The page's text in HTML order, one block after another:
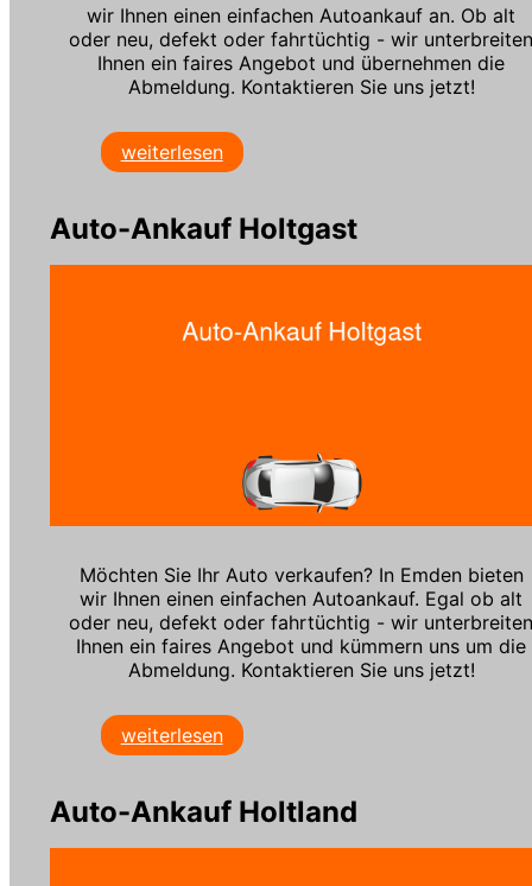
wir Ihnen einen einfachen Autoankauf an. Ob alt
oder neu, defekt oder fahrtüchtig - wir
Ihnen ein faires Angebot und übernehmen die
Abmeldung. Kontaktieren Sie uns jetzt!
weiterlesen
Auto-Ankauf Holtgast
Möchten Sie Ihr Auto verkaufen? In Emden bieten
wir Ihnen einen einfachen Autoankauf. Egal ob alt
oder neu, defekt oder fahrtüchtig - wir
Ihnen ein faires Angebot und kümmern uns um die
Abmeldung. Kontaktieren Sie uns jetzt!
weiterlesen
Auto-Ankauf Holtland